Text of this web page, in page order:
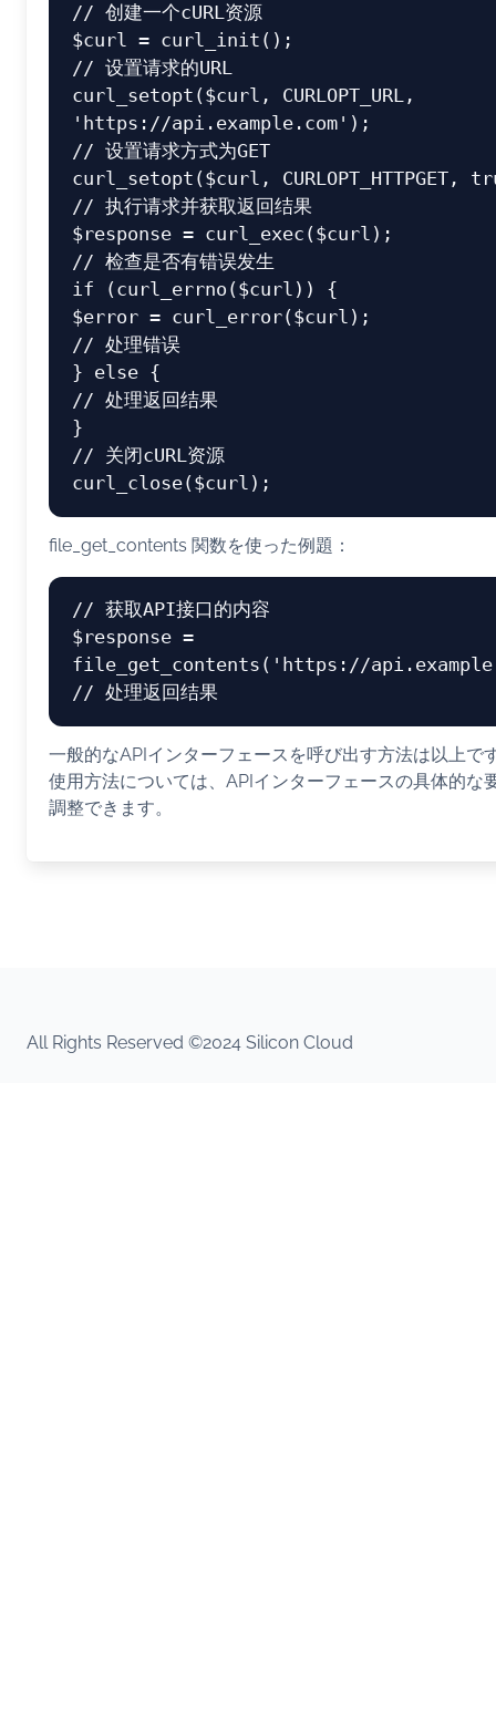
// 创建一个cURL资源
$curl = curl_init
// 设置请求的URL
curl_setopt ($curl
'https://api.example.com'
// 设置请求方式为GET
curl_setopt ($curl , CURLOPT_HTTPGET,
// 执行请求并获取返回结果
$response = curl_exec ($curl
// 检查是否有错误发生
if (curl_errno ($curl
$error = curl_error($curl
// 处理错误
} else
// 处理返回结果
// 关闭cURL资源
curl_close($curl
file_get_contents 関数を使った例題：
// 获取API接口的内容
$response
file_get_contents ( 'https://
// 处理返回结果
一般的なAPIインターフェースを呼び出す方法は以上で
使用方法については、APIインターフェースの具体的な
調整できます。
All Rights Reserved ©2024 Silicon Cloud